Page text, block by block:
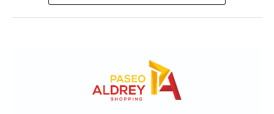
Por otro lado, la iniciativa introduce un agregado sobre
el artículo 4 de Ley N° 21.499 relacionada a las